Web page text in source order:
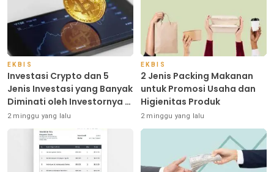
EKBIS
Investasi Crypto dan 5
Jenis Investasi yang Banyak
Diminati oleh Investornya di
Indonesia
2 minggu yang lalu
EKBIS
2 Jenis Packing Makanan
untuk Promosi Usaha dan
Higienitas Produk
2 minggu yang lalu